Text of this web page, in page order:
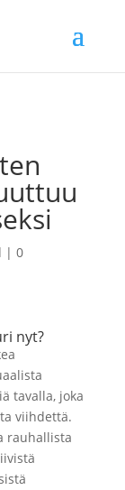
| 0
nyt?
tavalla, joka
viihdettä.
rauhallista